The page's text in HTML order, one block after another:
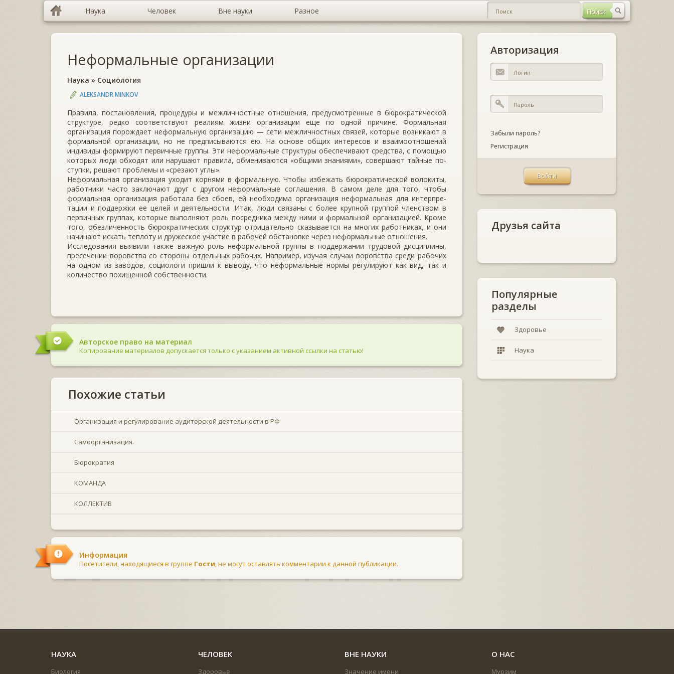
Наука Человек Вне науки Разное
Неформальные организации
Наука » Социология
ALEKSANDR MINKOV
Правила, постановления, процедуры и межличностные отноше­ния, предусмотренные в бюрократической
структуре, редко соот­ветствуют реалиям жизни организации еще по одной причине. Формальная
организация порождает неформальную организа­цию — сети межличностных связей, которые возникают в
фор­мальной организации, но не предписываются ею. На основе общих интересов и взаимоотношений
индивиды формируют пер­вичные группы. Эти неформальные структуры обеспечивают средства, с помощью
которых люди обходят или нарушают пра­вила, обмениваются «общими знаниями», совершают тайные по­
ступки, решают проблемы и «срезают углы».
Неформальная организация уходит корнями в формальную. Чтобы избежать бюрократической волокиты,
работники часто заключают друг с другом неформальные соглашения. В самом деле для того, чтобы
формальная организация работала без сбоев, ей необходима организация неформальная для интерпре­
тации и поддержки ее целей и деятельности. Итак, люди связаны с более крупной группой членством в
первичных группах, кото­рые выполняют роль посредника между ними и формальной ор­ганизацией. Кроме
того, обезличенность бюрократических струк­тур отрицательно сказывается на многих работниках, и они
начинают искать теплоту и дружеское участие в рабочей обстановке через неформальные отношения.
Исследования выявили также важную роль неформальной группы в поддержании трудовой дисциплины,
пресечении воров­ства со стороны отдельных рабочих. Например, изучая случаи воровства среди рабочих
на одном из заводов, социологи пришли к выводу, что неформальные нормы регулируют как вид, так и
количество похищенной собственности.
Авторское право на материал
Копирование материалов допускается только с указанием активной ссылки на статью!
Похожие статьи
Организация и регулирование аудиторской деятельности в РФ
Самоорганизация.
Бюрократия
КОМАНДА
КОЛЛЕКТИВ
Информация
Посетители, находящиеся в группе Гости, не могут оставлять комментарии к данной публикации.
Авторизация
Забыли пароль?
Регистрация
Друзья сайта
Популярные
разделы
Здоровье
Наука
НАУКА
Биология
ЧЕЛОВЕК
Здоровье
ВНЕ НАУКИ
Значение имени
О НАС
Мурзим